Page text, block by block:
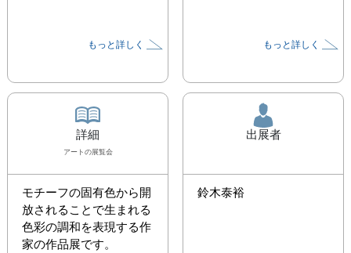
もっと詳しく もっと詳しく
詳細
アート の展覧会
モチーフの固有色から開
放されることで生まれる
色彩の調和を表現する作
家の作品展です。
出展者
鈴木泰裕